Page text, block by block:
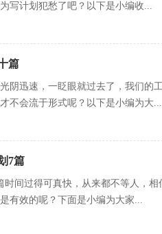
写计划犯愁了吧？以下是小编收...
篇
阴迅速，一眨眼就过去了，我们的
不会流于形式呢？以下是小编为大...
7篇
时间过得可真快，从来都不等人，
有效的呢？下面是小编为大家...